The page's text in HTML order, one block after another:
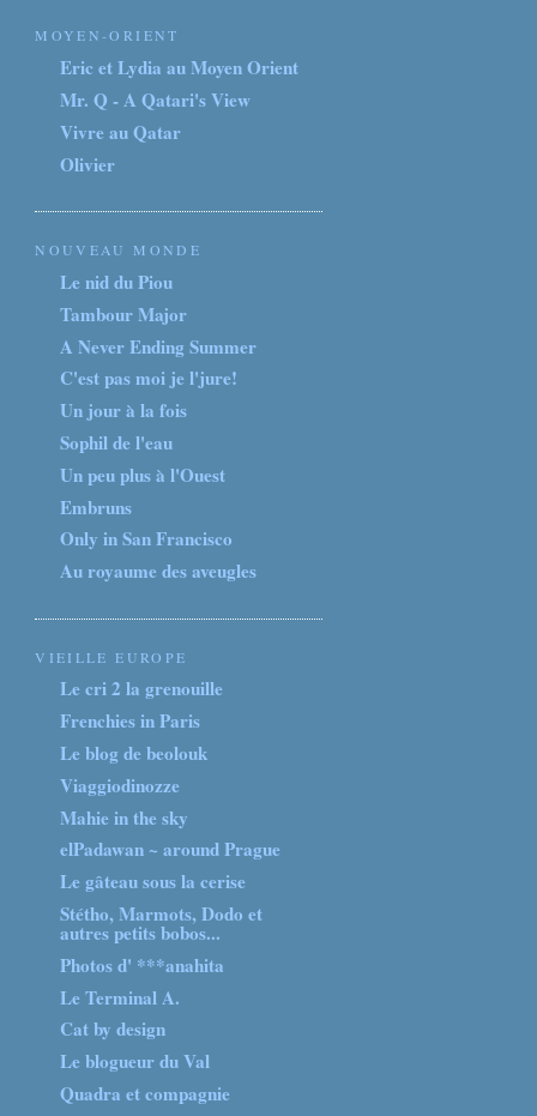
MOYEN-ORIENT
Eric et Lydia au Moyen Orient
Mr. Q - A Qatari's View
Vivre au Qatar
Olivier
NOUVEAU MONDE
Le nid du Piou
Tambour Major
A Never Ending Summer
C'est pas moi je l'jure!
Un jour à la fois
Sophil de l'eau
Un peu plus à l'Ouest
Embruns
Only in San Francisco
Au royaume des aveugles
VIEILLE EUROPE
Le cri 2 la grenouille
Frenchies in Paris
Le blog de beolouk
Viaggiodinozze
Mahie in the sky
elPadawan ~ around Prague
Le gâteau sous la cerise
Stétho, Marmots, Dodo et
autres petits bobos...
Photos d' ***anahita
Le Terminal A.
Cat by design
Le blogueur du Val
Quadra et compagnie